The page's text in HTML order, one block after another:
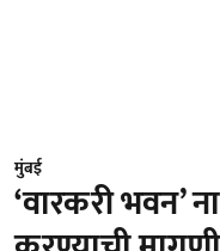
मुंबई
‘वारकरी भवन’